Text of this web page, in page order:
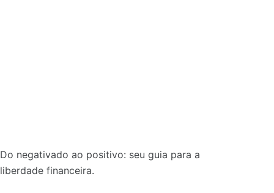
Do negativado ao positivo: seu guia para a
liberdade financeira.